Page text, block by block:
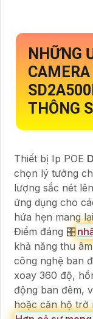
NHỮNG
THÔNG
Thiết bị Ip POE
chọn lý tưởng
lượng sắc nét
ứng dụng cho
hứa hẹn mang
Điểm đáng 🎛
khả năng thu
công nghệ ban
xoay 360 độ,
động ban đêm,
hoặc căn hộ trở